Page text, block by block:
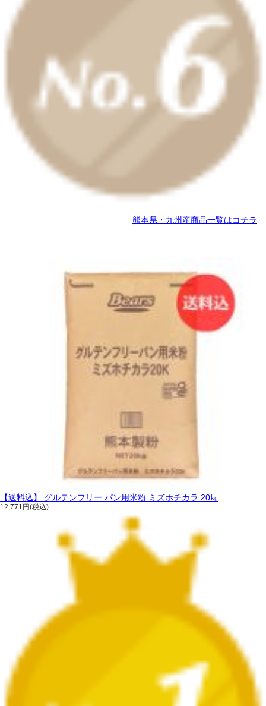
熊本県・九州産商品一覧はコチラ
【送料込】 グルテンフリー パン用米粉 ミズホチカラ 20㎏
12,771円(税込)